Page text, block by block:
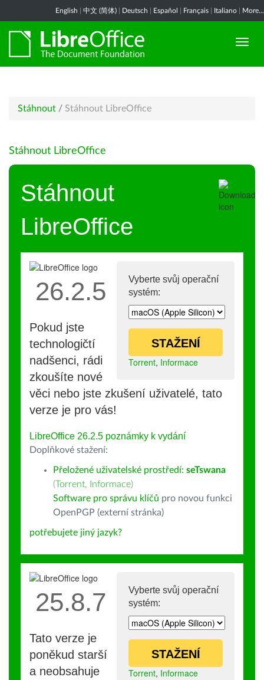
English 中文 (简体) Deutsch Español Français Italiano More...
Stáhnout / Stáhnout LibreOffice
Stáhnout LibreOffice
Stáhnout
LibreOffice
Vyberte svůj operační
systém:
STAŽENÍ
Torrent, Informace
26.2.5
Pokud jste
technologičtí
nadšenci, rádi
zkoušíte nové
věci nebo jste zkušení uživatelé, tato
verze je pro vás!
LibreOffice 26.2.5 poznámky k vydání
Doplňkové stažení:
Přeložené uživatelské prostředí: seTswana
(Torrent, Informace)
Software pro správu klíčů pro novou funkci
OpenPGP (externí stránka)
potřebujete jiný jazyk?
Vyberte svůj operační
systém:
STAŽENÍ
Torrent, Informace
25.8.7
Tato verze je
poněkud starší
a neobsahuje